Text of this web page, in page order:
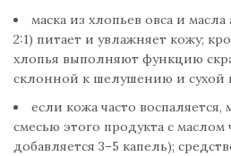
маска из хлопьев овса и
2:1) питает и увлажняет кожу;
хлопья выполняют функцию
склонной к шелушению и сухой
если кожа часто
смесью этого продукта с маслом
добавляется 3–5 капель);